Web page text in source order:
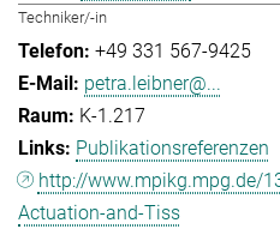
Techniker/-in
+49 331 567-9425
petra.leibner@...
K-1.217
Publikationsreferenzen
http://www.mpikg.mpg.de/
Actuation-and-Tiss